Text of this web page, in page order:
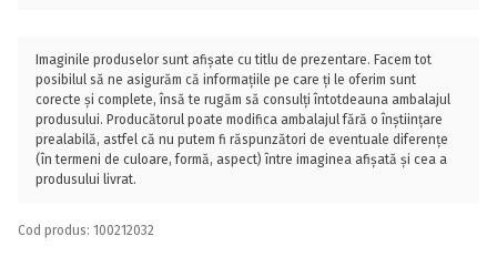
Imaginile produselor sunt afișate cu titlu de prezentare. Facem tot
posibilul să ne asigurăm că informațiile pe care ți le oferim sunt
corecte și complete, însă te rugăm să consulți întotdeauna ambalajul
produsului. Producătorul poate modifica ambalajul fără o înștiințare
prealabilă, astfel că nu putem fi răspunzători de eventuale diferențe
(în termeni de culoare, formă, aspect) între imaginea afișată și cea a
produsului livrat.
Cod produs: 100212032